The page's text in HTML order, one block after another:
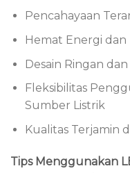
Pencahayaan
Hemat Energi dan
Desain Ringan
Fleksibilitas
Sumber Listrik
Kualitas Terjamin
Tips Menggunakan